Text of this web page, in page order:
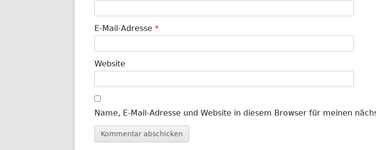
E-Mail-Adresse *
Website
Name, E-Mail-Adresse und Website in diesem Browser für meinen